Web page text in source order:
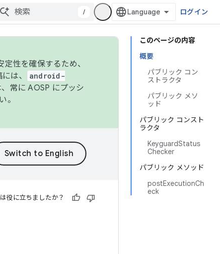
/ ログイン
このページの内容
概要
パブリック コン
ストラクタ
パブリック メソ
ッド
パブリック コンスト
ラクタ
KeyguardStatus
Checker
パブリック メソッド
postExecutionCh
eck
性を確保するため、
は、
android-
常に AOSP にプッシ
。
役に立ちましたか？